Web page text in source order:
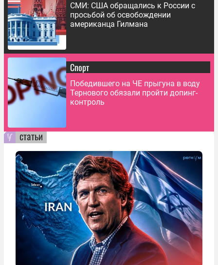
СМИ: США обращались к России с
просьбой об освобождении
американца Гилмана
Спорт
Победившего на ЧЕ прыгуна в воду
Тернового обязали пройти допинг-
контроль
статьи